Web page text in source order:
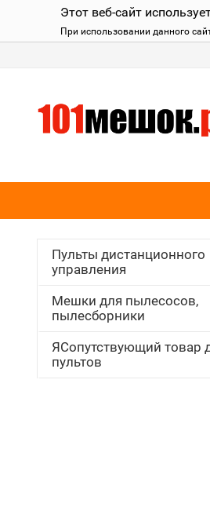
Этот веб-сайт
При использовании данного
Пульты дистанционного
управления
Мешки для пылесосов,
пылесборники
ЯСопутствующий товар
пультов